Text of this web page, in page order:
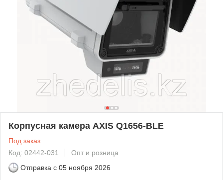
Корпусная камера AXIS Q1656-BLE
Под заказ
Код: 02442-031
Опт и розница
Отправка с 05 ноября 2026